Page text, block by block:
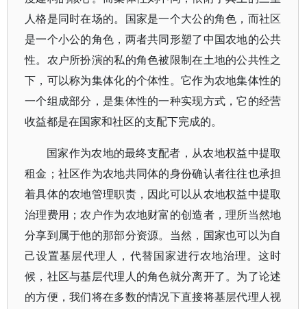
人格是同时在场的。国家是一个大公的角色，而社区
是一个小公的角色，两者共同形塑了中国农地的公共
性。农户所扮演的私的角色被限制在土地的公共性之
下，可以称为集体化的个体性。它作为农地集体性的
一个组成部分，是集体性的一种实现方式，它的经营
收益都是在国家和社区的支配下完成的。
国家作为农地的最终支配者，从农地权益中提取
租金；社区作为农地共同体的身份确认者往往也承担
着具体的农地管理职责，因此可以从农地权益中提取
治理费用；农户作为农地财富的创造者，理所当然地
分享到属于他的那部分资源。当然，国家也可以为自
己设置基层代理人，代替国家进行农地治理。这时
候，社区与基层代理人的角色就分离开了。为了论述
的方便，我们将在多数的情况下直接将基层代理人视